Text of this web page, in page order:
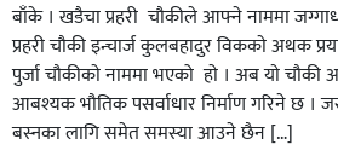
बाँके । खडैचा प्रहरी चाैकीले आफ्ने नाममा
प्रहरी चाैकी इन्चार्ज कुलबहादुर विककाे अथक
पुर्जा चाैकीकाे नाममा भएको हाे । अब याे चाैकी
आबश्यक भाैतिक पसर्वाधार निर्माण गरिने छ ।
बस्नका लागि समेत समस्या आउने छैन […]